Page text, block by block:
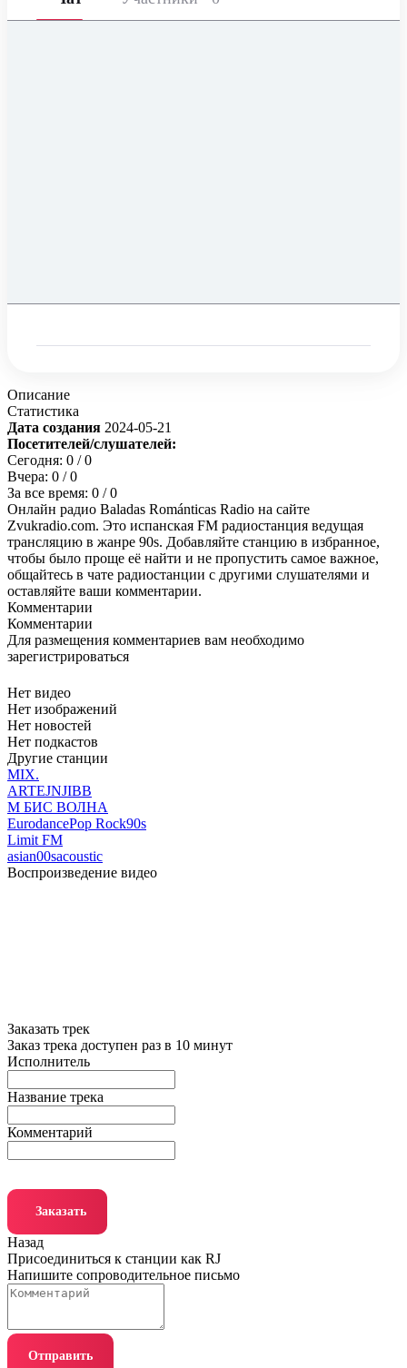
Описание
Статистика
Дата создания 2024-05-21
Посетителей/слушателей:
Сегодня: 0 / 0
Вчера: 0 / 0
За все время: 0 / 0
Онлайн радио Baladas Románticas Radio на сайте
Zvukradio.com. Это испанская FM радиостанция ведущая
трансляцию в жанре 90s. Добавляйте станцию в избранное,
чтобы было проще её найти и не пропустить самое важное,
общайтесь в чате радиостанции с другими слушателями и
оставляйте ваши комментарии.
Комментарии
Комментарии
Для размещения комментариев вам необходимо
зарегистрироваться
Нет видео
Нет изображений
Нет новостей
Нет подкастов
Другие станции
MIX.
ARTEJNJIBB
М БИС ВОЛНА
EurodancePop Rock90s
Limit FM
asian00sacoustic
Воспроизведение видео
Заказать трек
Заказ трека доступен раз в 10 минут
Исполнитель
Название трека
Комментарий
Заказать
Назад
Присоединиться к станции как RJ
Напишите сопроводительное письмо
Отправить